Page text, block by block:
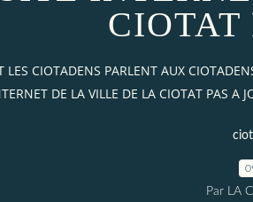
CIOTAT
LES CIOTADENS PARLENT AUX
DE LA VILLE DE LA CIOTAT PAS A
Par LA